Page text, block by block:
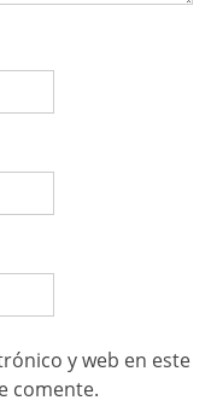
y web en este
comente.